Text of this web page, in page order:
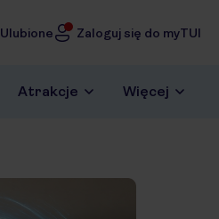
Ulubione Zaloguj się do myTUI
Atrakcje Więcej